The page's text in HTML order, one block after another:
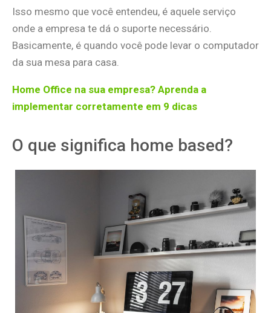
Isso mesmo que você entendeu, é aquele serviço
onde a empresa te dá o suporte necessário.
Basicamente, é quando você pode levar o computador
da sua mesa para casa.
Home Office na sua empresa? Aprenda a
implementar corretamente em 9 dicas
O que significa home based?